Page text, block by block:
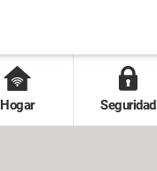
Hogar Seguridad